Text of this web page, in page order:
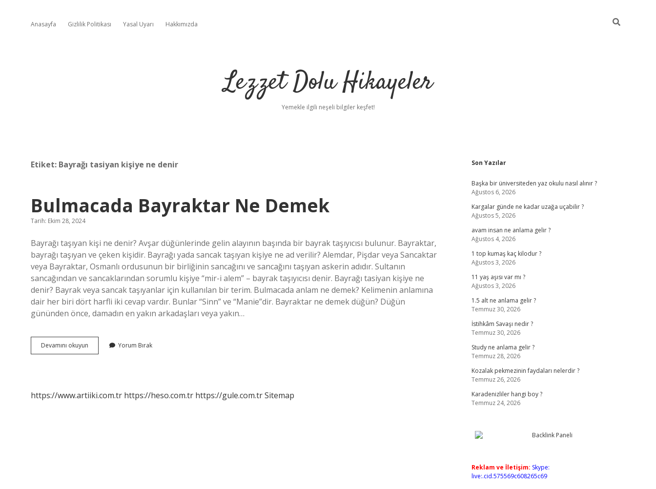
Anasayfa Gizlilik Politikası Yasal Uyarı Hakkımızda
Lezzet Dolu Hikayeler
Yemekle ilgili neşeli bilgiler keşfet!
Etiket: Bayrağı tasiyan kişiye ne denir
Bulmacada Bayraktar Ne Demek
Tarih: Ekim 28, 2024
Bayrağı taşıyan kişi ne denir? Avşar düğünlerinde gelin alayının başında bir bayrak taşıyıcısı bulunur. Bayraktar,
bayrağı taşıyan ve çeken kişidir. Bayrağı yada sancak taşıyan kişiye ne ad verilir? Alemdar, Pişdar veya Sancaktar
veya Bayraktar, Osmanlı ordusunun bir birliğinin sancağını ve sancağını taşıyan askerin adıdır. Sultanın
sancağından ve sancaklarından sorumlu kişiye “mir-i alem” – bayrak taşıyıcısı denir. Bayrağı tasiyan kişiye ne
denir? Bayrak veya sancak taşıyanlar için kullanılan bir terim. Bulmacada anlam ne demek? Kelimenin anlamına
dair her biri dört harfli iki cevap vardır. Bunlar “Sinn” ve “Manie”dir. Bayraktar ne demek düğün? Düğün
gününden önce, damadın en yakın arkadaşları veya yakın…
Devamını okuyun Bulmacada
Bayraktar
Yorum Bırak
https://www.artiiki.com.tr https://heso.com.tr https://gule.com.trSitemap
Sidebar
Son Yazılar
Başka bir üniversiteden yaz okulu nasıl alınır ?
Ağustos 6, 2026
Kargalar günde ne kadar uzağa uçabilir ?
Ağustos 5, 2026
avam insan ne anlama gelir ?
Ağustos 4, 2026
1 top kumaş kaç kilodur ?
Ağustos 3, 2026
11 yaş aşısı var mı ?
Ağustos 3, 2026
1.5 alt ne anlama gelir ?
Temmuz 30, 2026
İstihkâm Savaşı nedir ?
Temmuz 30, 2026
Study ne anlama gelir ?
Temmuz 28, 2026
Kozalak pekmezinin faydaları nelerdir ?
Temmuz 26, 2026
Karadenizliler hangi boy ?
Temmuz 24, 2026
Reklam ve İletişim: Skype:
live:.cid.575569c608265c69